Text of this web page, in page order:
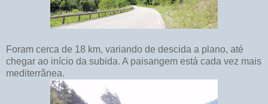
Foram cerca de 18 km, variando de descida a plano, até
chegar ao início da subida. A paisangem está cada vez mais
mediterrânea.